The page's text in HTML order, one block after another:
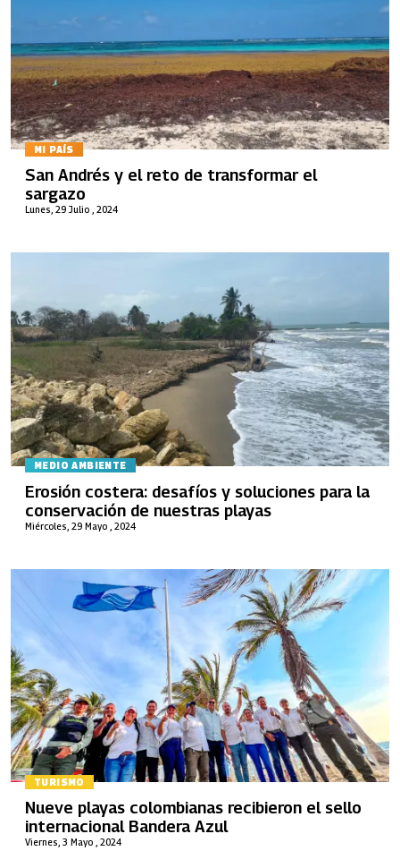
MI PAÍS
Lunes, 29 Julio , 2024
San Andrés y el reto de transformar el
sargazo
MEDIO AMBIENTE
Miércoles, 29 Mayo , 2024
Erosión costera: desafíos y soluciones para la
conservación de nuestras playas
TURISMO
Viernes, 3 Mayo , 2024
Nueve playas colombianas recibieron el sello
internacional Bandera Azul